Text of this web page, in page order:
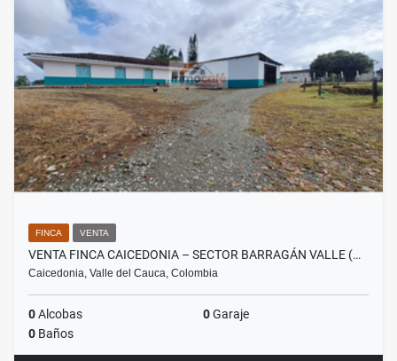
FINCA VENTA
VENTA FINCA CAICEDONIA – SECTOR BARRAGÁN VALLE (…
Caicedonia, Valle del Cauca, Colombia
0Alcobas 0Garaje
0 Baños